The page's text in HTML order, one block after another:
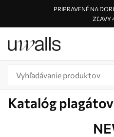
PRIPRAVENÉ NA
ZĽAVY
Katalóg plagátov